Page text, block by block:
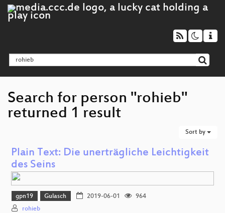
Search for person "rohieb"
returned 1 result
Sort by
Plain Text: Die unerträgliche Leichtigkeit
des Seins
gpn19 Gulasch 2019-06-01
964
rohieb